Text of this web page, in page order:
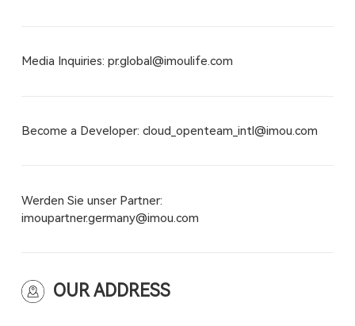
Media Inquiries: pr.global@imoulife.com
Become a Developer: cloud_openteam_intl@imou.com
Werden Sie unser Partner:
imoupartner.germany@imou.com
OUR ADDRESS